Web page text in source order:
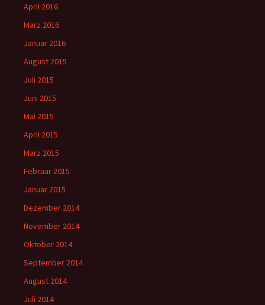
April 2016
März 2016
Januar 2016
August 2015
Juli 2015
Juni 2015
Mai 2015
April 2015
März 2015
Februar 2015
Januar 2015
Dezember 2014
November 2014
Oktober 2014
September 2014
August 2014
Juli 2014